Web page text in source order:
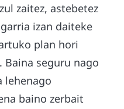
zaitez, astebetez
izan daiteke
plan hori
Baina seguru nago
lehenago
baino zerbait